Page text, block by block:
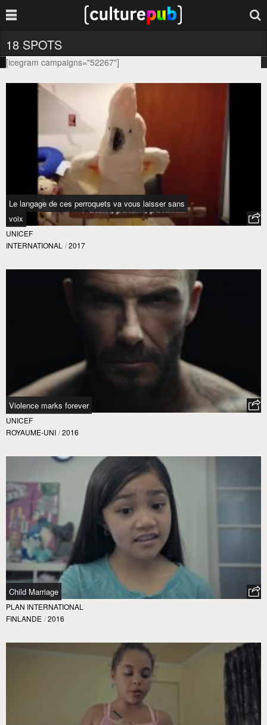
18 SPOTS
[icegram campaigns="52267"]
Le langage de ces perroquets va vous laisser sans
voix
UNICEF
INTERNATIONAL / 2017
Violence marks forever
UNICEF
ROYAUME-UNI / 2016
Child Marriage
PLAN INTERNATIONAL
FINLANDE / 2016